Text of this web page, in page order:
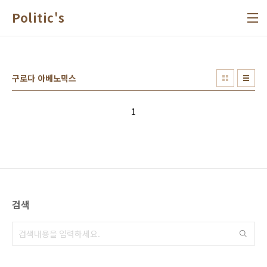
Politic's
구로다 아베노믹스
1
검색